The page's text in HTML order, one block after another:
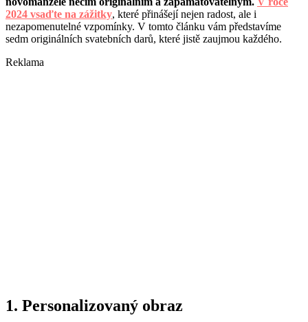
2024 vsaďte na zážitky, které přinášejí nejen radost, ale i
nezapomenutelné vzpomínky. V tomto článku vám představíme
sedm originálních svatebních darů, které jistě zaujmou každého.
Reklama
1. Personalizovaný obraz